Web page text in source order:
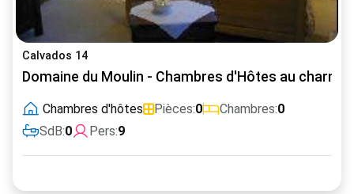
Calvados 14
Domaine du Moulin - Chambres d'Hôtes au charme
Chambres d'hôtes Pièces:0 Chambres:0
SdB:0 Pers:9